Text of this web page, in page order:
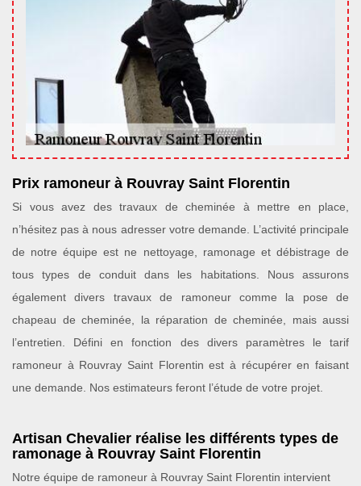
Prix ramoneur à Rouvray Saint Florentin
Si vous avez des travaux de cheminée à mettre en place,
n’hésitez pas à nous adresser votre demande. L’activité principale
de notre équipe est ne nettoyage, ramonage et débistrage de
tous types de conduit dans les habitations. Nous assurons
également divers travaux de ramoneur comme la pose de
chapeau de cheminée, la réparation de cheminée, mais aussi
l’entretien. Défini en fonction des divers paramètres le tarif
ramoneur à Rouvray Saint Florentin est à récupérer en faisant
une demande. Nos estimateurs feront l’étude de votre projet.
Artisan Chevalier réalise les différents types de
ramonage à Rouvray Saint Florentin
Notre équipe de ramoneur à Rouvray Saint Florentin intervient